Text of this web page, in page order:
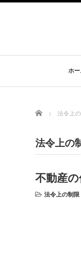
ホー
Home 法令上
法令上の
不動産
法令上の制限